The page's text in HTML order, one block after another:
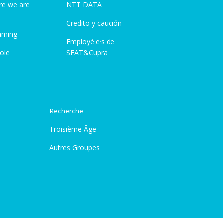
we are
NTT DATA
Credito y caución
Employé·e·s de
SEAT&Cupra
Recherche
Troisième Âge
Autres Groupes